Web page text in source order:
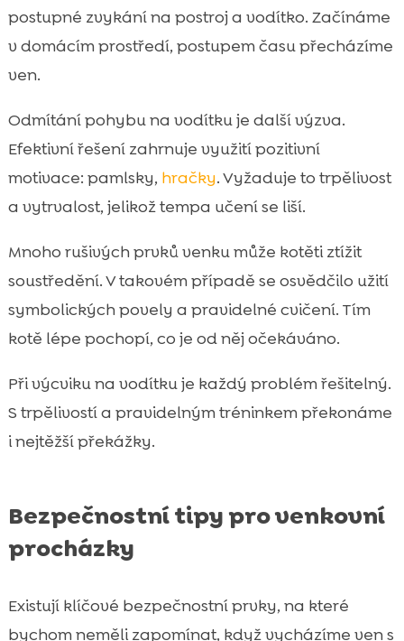
postupné zvykání na postroj a vodítko. Začínáme
v domácím prostředí, postupem času přecházíme
ven.
Odmítání pohybu na vodítku je další výzva.
Efektivní řešení zahrnuje využití pozitivní
motivace: pamlsky, hračky. Vyžaduje to trpělivost
a vytrvalost, jelikož tempa učení se liší.
Mnoho rušivých prvků venku může kotěti ztížit
soustředění. V takovém případě se osvědčilo užití
symbolických povely a pravidelné cvičení. Tím
kotě lépe pochopí, co je od něj očekáváno.
Při výcviku na vodítku je každý problém řešitelný.
S trpělivostí a pravidelným tréninkem překonáme
i nejtěžší překážky.
Bezpečnostní tipy pro venkovní
procházky
Existují klíčové bezpečnostní prvky, na které
bychom neměli zapomínat, když vycházíme ven s